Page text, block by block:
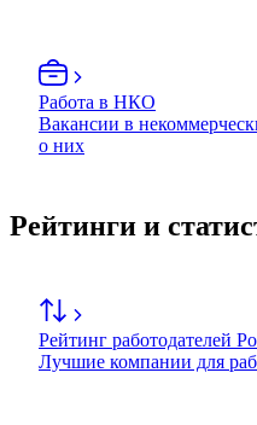
Работа в НКО
Вакансии в
о них
Рейтинги и
Рейтинг работодателей
Лучшие компании для